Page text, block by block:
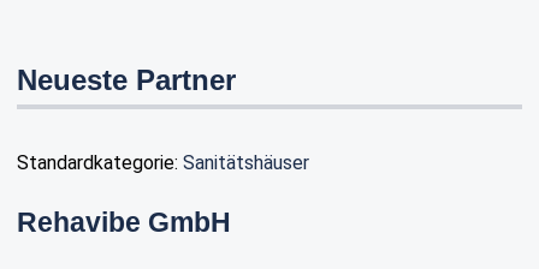
Neueste Partner
Standardkategorie: Sanitätshäuser
Rehavibe GmbH